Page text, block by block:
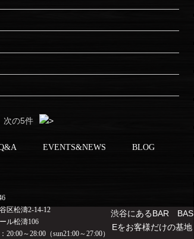
次の5件
EVENTS&NEWS
BLOG
区松濤2-14-12
ル松濤106
20:00～28:00（sun21:00～27:00）
渋谷にあるBAR BAS
Eをお客様だけの基地